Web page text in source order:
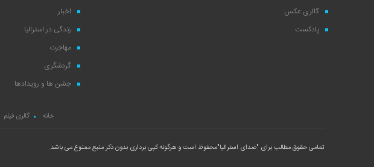
گالری عکس
پادکست
اخبار
زندگی در استرالیا
مهاجرت
گردشگری
جشن ها و رویدادها
خانه گالری فیلم
تمامی حقوق مطالب برای "صدای استرالیا"محفوظ است و هرگونه کپی برداری بدون ذکر منبع ممنوع می باشد.